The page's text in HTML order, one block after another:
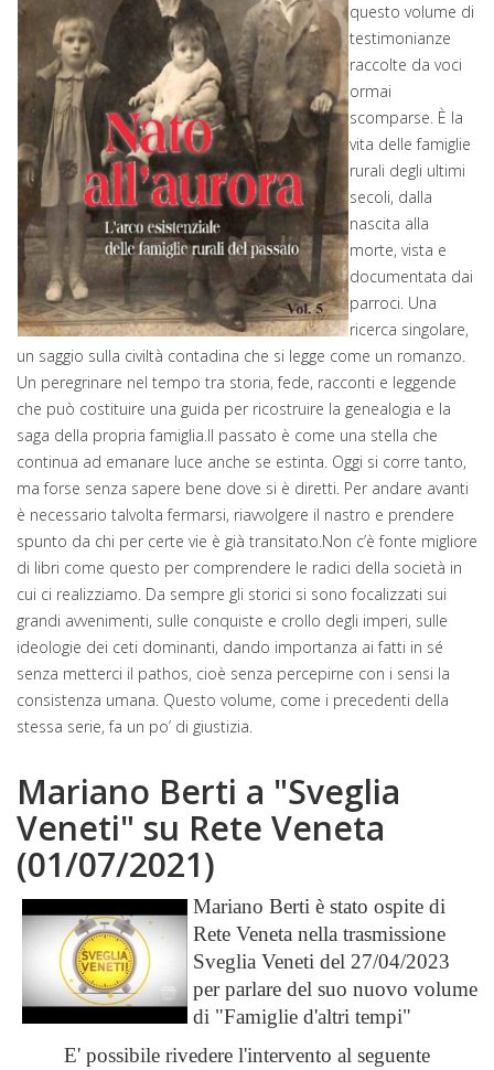
questo volume di
testimonianze
raccolte da voci
ormai
scomparse. È la
vita delle famiglie
rurali degli ultimi
secoli, dalla
nascita alla
morte, vista e
documentata dai
parroci. Una
ricerca singolare,
un saggio sulla civiltà contadina che si legge come un romanzo.
Un peregrinare nel tempo tra storia, fede, racconti e leggende
che può costituire una guida per ricostruire la genealogia e la
saga della propria famiglia.Il passato è come una stella che
continua ad emanare luce anche se estinta. Oggi si corre tanto,
ma forse senza sapere bene dove si è diretti. Per andare avanti
è necessario talvolta fermarsi, riavvolgere il nastro e prendere
spunto da chi per certe vie è già transitato.Non c’è fonte migliore
di libri come questo per comprendere le radici della società in
cui ci realizziamo. Da sempre gli storici si sono focalizzati sui
grandi avvenimenti, sulle conquiste e crollo degli imperi, sulle
ideologie dei ceti dominanti, dando importanza ai fatti in sé
senza metterci il pathos, cioè senza percepirne con i sensi la
consistenza umana. Questo volume, come i precedenti della
stessa serie, fa un po’ di giustizia.
Mariano Berti a "Sveglia
Veneti" su Rete Veneta
(01/07/2021)
Mariano Berti è stato ospite di
Rete Veneta nella trasmissione
Sveglia Veneti del 27/04/2023
per parlare del suo nuovo volume
di "Famiglie d'altri tempi"
E' possibile rivedere l'intervento al seguente